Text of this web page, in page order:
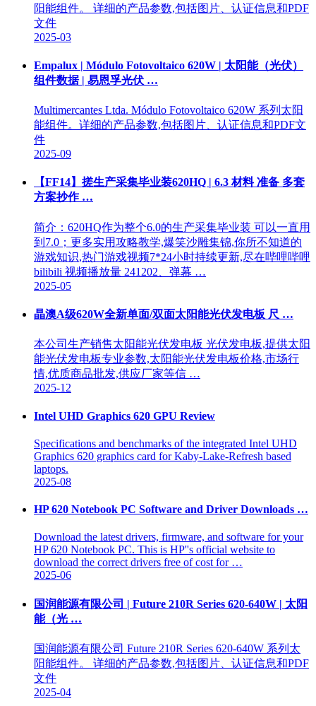
阳能组件。 详细的产品参数,包括图片、认证信息和PDF
文件
2025-03
Empalux | Módulo Fotovoltaico 620W | 太阳能（光伏）
组件数据 | 易恩孚光伏 …
Multimercantes Ltda. Módulo Fotovoltaico 620W 系列太阳
能组件。详细的产品参数,包括图片、认证信息和PDF文
件
2025-09
【FF14】搓生产采集毕业装620HQ | 6.3 材料 准备 多套
方案抄作 …
简介：620HQ作为整个6.0的生产采集毕业装 可以一直用
到7.0；更多实用攻略教学,爆笑沙雕集锦,你所不知道的
游戏知识,热门游戏视频7*24小时持续更新,尽在哔哩哔哩
bilibili 视频播放量 241202、弹幕 …
2025-05
晶澳A级620W全新单面/双面太阳能光伏发电板 尺 …
本公司生产销售太阳能光伏发电板 光伏发电板,提供太阳
能光伏发电板专业参数,太阳能光伏发电板价格,市场行
情,优质商品批发,供应厂家等信 …
2025-12
Intel UHD Graphics 620 GPU Review
Specifications and benchmarks of the integrated Intel UHD
Graphics 620 graphics card for Kaby-Lake-Refresh based
laptops.
2025-08
HP 620 Notebook PC Software and Driver Downloads …
Download the latest drivers, firmware, and software for your
HP 620 Notebook PC. This is HP''s official website to
download the correct drivers free of cost for …
2025-06
国润能源有限公司 | Future 210R Series 620-640W | 太阳
能（光 …
国润能源有限公司 Future 210R Series 620-640W 系列太
阳能组件。 详细的产品参数,包括图片、认证信息和PDF
文件
2025-04